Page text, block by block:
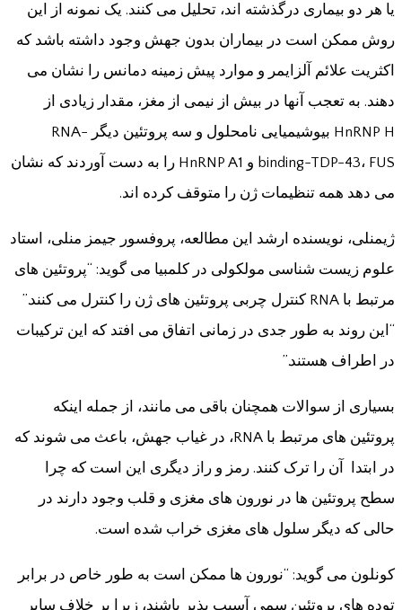
یا هر دو بیماری درگذشته اند، تحلیل می کنند. یک نمونه از این
روش ممکن است در بیماران بدون جهش وجود داشته باشد که
اکثریت علائم آلزایمر و موارد پیش زمینه دمانس را نشان می
دهند. به تعجب آنها در بیش از نیمی از مغز، مقدار زیادی از
HnRNP H بیوشیمیایی نامحلول و سه پروتئین دیگر RNA-
binding-TDP-43، FUS و HnRNP A1 را به دست آوردند که نشان
می دهد همه تنظیمات ژن را متوقف کرده اند.
ژیمنلی، نویسنده ارشد این مطالعه، پروفسور جیمز منلی، استاد
علوم زیست شناسی مولکولی در کلمبیا می گوید: “پروتئین های
مرتبط با RNA کنترل چربی پروتئین های ژن را کنترل می کنند.”
“این روند به طور جدی در زمانی اتفاق می افتد که این ترکیبات
در اطراف هستند.”
بسیاری از سوالات همچنان باقی می مانند، از جمله اینکه
پروتئین های مرتبط با RNA، در غیاب جهش، باعث می شوند که
در ابتدا آن را ترک کنند. رمز و راز دیگری این است که چرا
سطح پروتئین ها در نورون های مغزی و قلب وجود دارند در
حالی که دیگر سلول های مغزی خراب شده است.
کونلون می گوید: “نورون ها ممکن است به طور خاص در برابر
توده های پروتئین سمی آسیب پذیر باشند، زیرا بر خلاف سایر